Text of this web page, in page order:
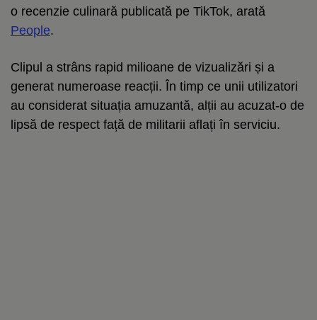
o recenzie culinară publicată pe TikTok, arată
People.
Clipul a strâns rapid milioane de vizualizări și a
generat numeroase reacții. În timp ce unii utilizatori
au considerat situația amuzantă, alții au acuzat-o de
lipsă de respect față de militarii aflați în serviciu.